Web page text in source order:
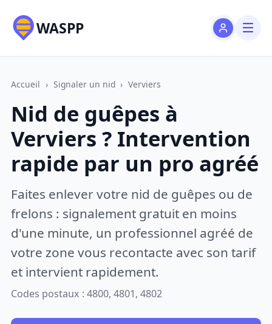
WASPP
Accueil › Signaler un nid › Verviers
Nid de guêpes à
Verviers ? Intervention
rapide par un pro agréé
Faites enlever votre nid de guêpes ou de
frelons : signalement gratuit en moins
d'une minute, un professionnel agréé de
votre zone vous recontacte avec son tarif
et intervient rapidement.
Codes postaux : 4800, 4801, 4802